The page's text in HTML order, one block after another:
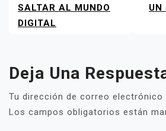
SALTAR AL MUNDO
DIGITAL
UN
Deja Una
Tu dirección de correo electrónico
Los campos obligatorios están